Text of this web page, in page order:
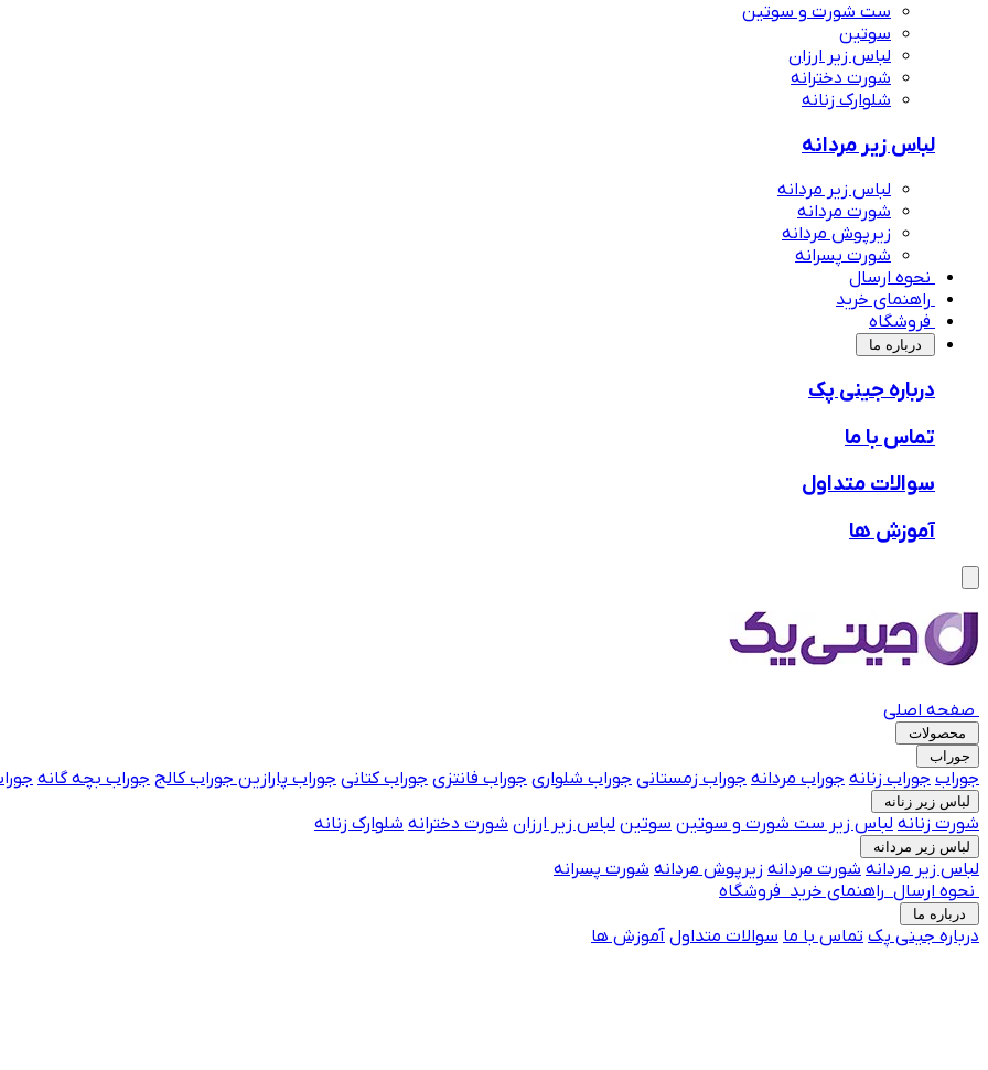
ست شورت و سوتین
سوتین
لباس زیر ارزان
شورت دخترانه
شلوارک زنانه
لباس زیر مردانه
لباس زیر مردانه
شورت مردانه
زیرپوش مردانه
شورت پسرانه
نحوه ارسال
راهنمای خرید
فروشگاه
‌درباره ما
درباره جینی پک
تماس با ما
سوالات متداول
آموزش ها
صفحه اصلی
محصولات
جوراب
جوراب جوراب زنانه جوراب مردانه جوراب زمستانی جوراب شلواری جوراب فانتزی جوراب کتانی جوراب پارازین جوراب کالج جوراب بچه گانه
لباس زیر زنانه
شورت زنانه لباس زیر ست شورت و سوتین سوتین لباس زیر ارزان شورت دخترانه شلوارک زنانه
لباس زیر مردانه
لباس زیر مردانه شورت مردانه زیرپوش مردانه شورت پسرانه
نحوه ارسال راهنمای خرید فروشگاه
درباره ما
درباره جینی پک تماس با ما سوالات متداول آموزش ها جوراب فانتزی پرفروش